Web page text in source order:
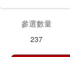
參選數量
237